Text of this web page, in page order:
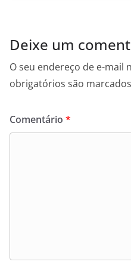
Deixe um
O seu endereço de e-mail
obrigatórios são
Comentário *